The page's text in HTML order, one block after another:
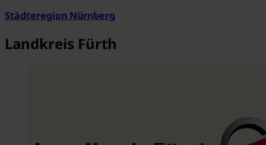
Städteregion Nürnberg
Landkreis Fürth